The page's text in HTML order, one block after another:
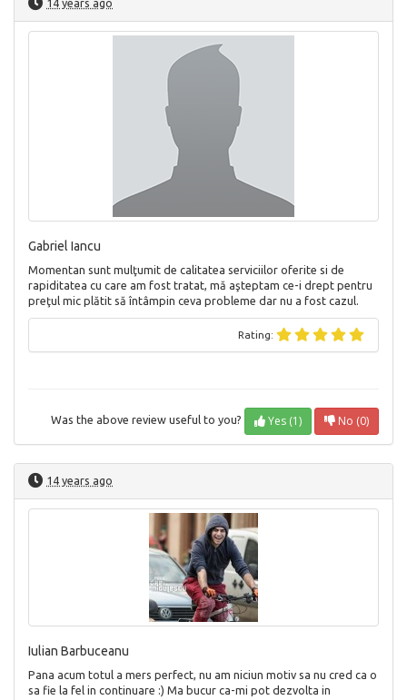
14 years ago
Gabriel Iancu
Momentan sunt mulţumit de calitatea serviciilor oferite si de
rapiditatea cu care am fost tratat, mă aşteptam ce-i drept pentru
preţul mic plătit să întâmpin ceva probleme dar nu a fost cazul.
Rating:
Was the above review useful to you? Yes (1) No (0)
14 years ago
Iulian Barbuceanu
Pana acum totul a mers perfect, nu am niciun motiv sa nu cred ca o
sa fie la fel in continuare :) Ma bucur ca-mi pot dezvolta in